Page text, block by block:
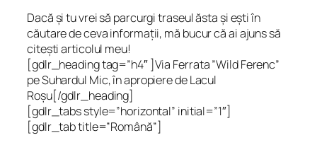
Dacă și tu vrei să parcurgi traseul ăsta și ești în
căutare de ceva informații, mă bucur că ai ajuns să
citești articolul meu!
[gdlr_heading tag=”h4″ ]Via Ferrata ”Wild Ferenc”
pe Suhardul Mic, în apropiere de Lacul
Roșu[/gdlr_heading]
[gdlr_tabs style=”horizontal” initial=”1″]
[gdlr_tab title=”Română”]